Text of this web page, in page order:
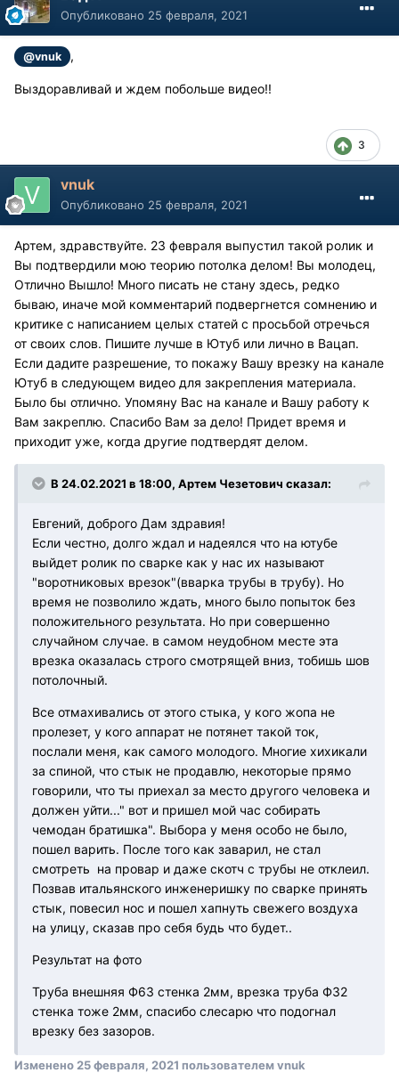
Опубликовано 25 февраля, 2021
@vnuk ,
Выздоравливай и ждем побольше видео!!
3
vnuk
Опубликовано 25 февраля, 2021
Артем, здравствуйте. 23 февраля выпустил такой ролик и
Вы подтвердили мою теорию потолка делом! Вы молодец,
Отлично Вышло! Много писать не стану здесь, редко
бываю, иначе мой комментарий подвергнется сомнению и
критике с написанием целых статей с просьбой отречься
от своих слов. Пишите лучше в Ютуб или лично в Вацап.
Если дадите разрешение, то покажу Вашу врезку на канале
Ютуб в следующем видео для закрепления материала.
Было бы отлично. Упомяну Вас на канале и Вашу работу к
Вам закреплю. Спасибо Вам за дело! Придет время и
приходит уже, когда другие подтвердят делом.
В 24.02.2021 в 18:00, Артем Чезетович сказал:
Евгений, доброго Дам здравия!
Если честно, долго ждал и надеялся что на ютубе
выйдет ролик по сварке как у нас их называют
"воротниковых врезок"(вварка трубы в трубу). Но
время не позволило ждать, много было попыток без
положительного результата. Но при совершенно
случайном случае. в самом неудобном месте эта
врезка оказалась строго смотрящей вниз, тобишь шов
потолочный.
Все отмахивались от этого стыка, у кого жопа не
пролезет, у кого аппарат не потянет такой ток,
послали меня, как самого молодого. Многие хихикали
за спиной, что стык не продавлю, некоторые прямо
говорили, что ты приехал за место другого человека и
должен уйти..." вот и пришел мой час собирать
чемодан братишка". Выбора у меня особо не было,
пошел варить. После того как заварил, не стал
смотреть на провар и даже скотч с трубы не отклеил.
Позвав итальянского инженеришку по сварке принять
стык, повесил нос и пошел хапнуть свежего воздуха
на улицу, сказав про себя будь что будет..
Результат на фото
Труба внешняя Ф63 стенка 2мм, врезка труба Ф32
стенка тоже 2мм, спасибо слесарю что подогнал
врезку без зазоров.
Изменено 25 февраля, 2021 пользователем vnuk